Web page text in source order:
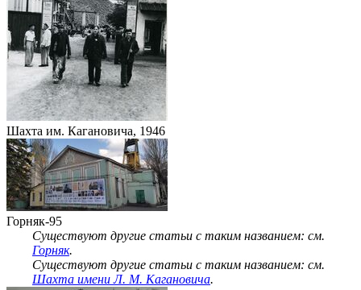
Шахта им. Кагановича, 1946
Горняк-95
Существуют другие статьи с таким названием: см.
Горняк.
Существуют другие статьи с таким названием: см.
Шахта имени Л. М. Кагановича.